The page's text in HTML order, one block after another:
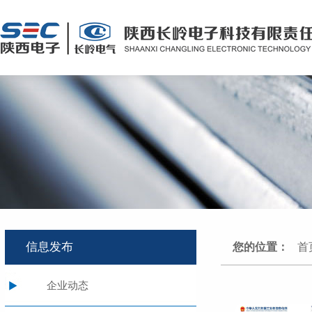
信息发布
企业动态
您的位置： 首